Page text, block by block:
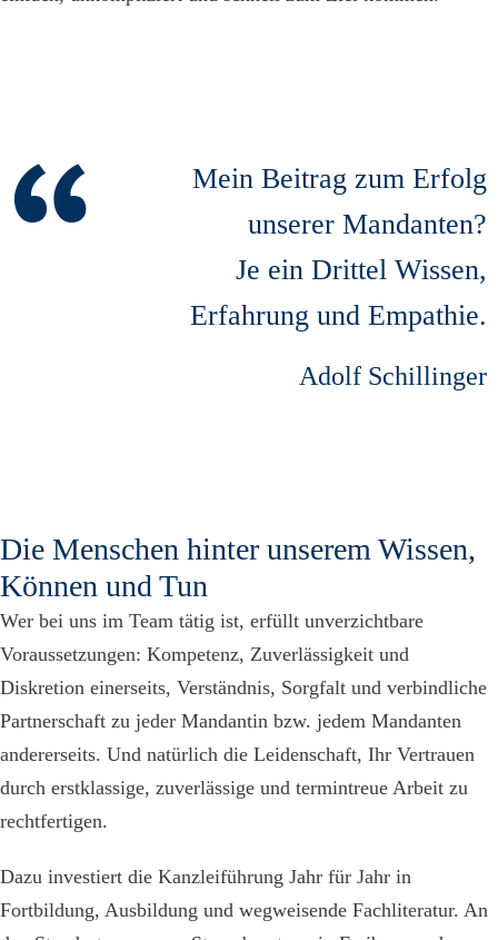
Mein Beitrag zum Erfolg
unserer Mandanten?
Je ein Drittel Wissen,
Erfahrung und Empathie.
Adolf Schillinger
Die Menschen hinter unserem Wissen,
Können und Tun
Wer bei uns im Team tätig ist, erfüllt unverzichtbare
Voraussetzungen: Kompetenz, Zuverlässigkeit und
Diskretion einerseits, Verständnis, Sorgfalt und verbindliche
Partnerschaft zu jeder Mandantin bzw. jedem Mandanten
andererseits. Und natürlich die Leidenschaft, Ihr Vertrauen
durch erstklassige, zuverlässige und termintreue Arbeit zu
rechtfertigen.
Dazu investiert die Kanzleiführung Jahr für Jahr in
Fortbildung, Ausbildung und wegweisende Fachliteratur. An